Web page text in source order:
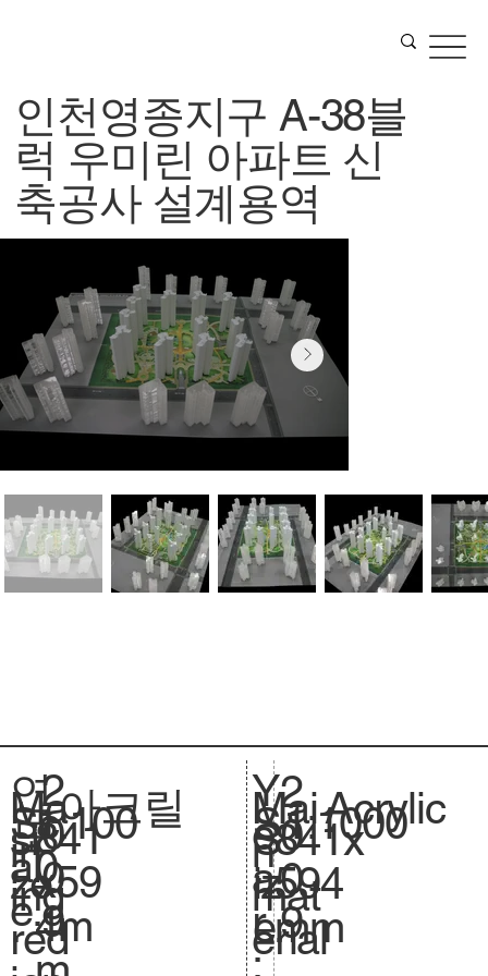
인천영종지구 A-38블
럭 우미린 아파트 신
축공사 설계용역
연
도
:
2
0
0
9
Ma
in
ing
red
Sc
al
e.
아크릴
1:100
0
si
ze
.
841
x59
4m
Y
e
a
r
:
Mai
n
mat
erial
S
.
S
iz
e.
2
0
0
9
1:1000
841x
594
mm
Acrylic